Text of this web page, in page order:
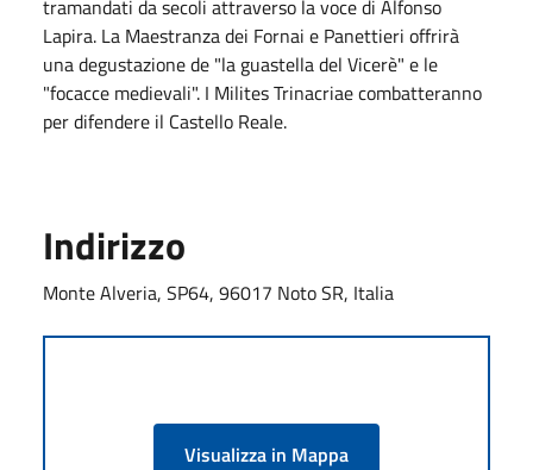
tramandati da secoli attraverso la voce di Alfonso
Lapira. La Maestranza dei Fornai e Panettieri offrirà
una degustazione de "la guastella del Vicerè" e le
"focacce medievali". I Milites Trinacriae combatteranno
per difendere il Castello Reale.
Indirizzo
Monte Alveria, SP64, 96017 Noto SR, Italia
Visualizza in Mappa